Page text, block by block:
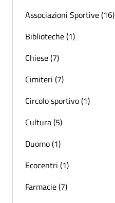
Associazioni Sportive (16)
Biblioteche (1)
Chiese (7)
Cimiteri (7)
Circolo sportivo (1)
Cultura (5)
Duomo (1)
Ecocentri (1)
Farmacie (7)